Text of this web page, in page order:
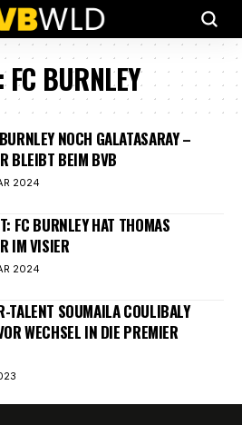
FC BURNLEY
NOCH GALATASARAY –
BLEIBT BEIM BVB
2024
FC BURNLEY HAT THOMAS
IM VISIER
2024
TALENT SOUMAILA COULIBALY
WECHSEL IN DIE PREMIER